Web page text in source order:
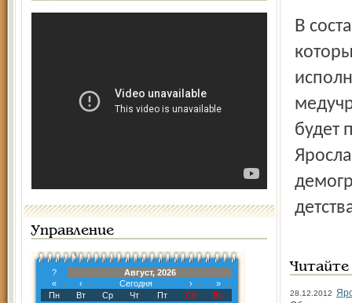
Управление
?
Август, 2026
«
‹ Сегодня ›
»
Пн
Вт Ср Чт Пт Сб Вс
В состав рабочей группы вошли 15 человек, среди
будет
28.12.2012